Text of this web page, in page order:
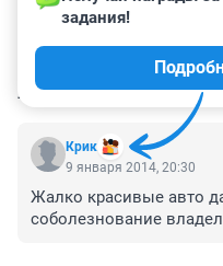
КОММЕНТАРИИ 3
Крик
задания!
9 января 2014, 20:30
Жалко красивые авто
соболезнование